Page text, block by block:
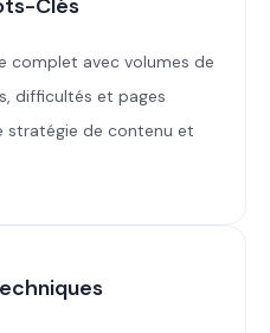
Clés
complet avec volumes de
difficultés et pages
stratégie de contenu et